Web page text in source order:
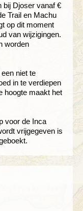
bij Djoser vanaf €
Trail en Machu
op dit moment
van wijzigingen.
worden
niet te
in te verdiepen
hoogte maakt het
voor de Inca
vrijgegeven is